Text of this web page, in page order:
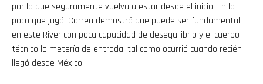
por lo que seguramente vuelva a estar desde el inicio. En lo
poco que jugó, Correa demostró que puede ser fundamental
en este River con poca capacidad de desequilibrio y el cuerpo
técnico lo metería de entrada, tal como ocurrió cuando recién
llegó desde México.